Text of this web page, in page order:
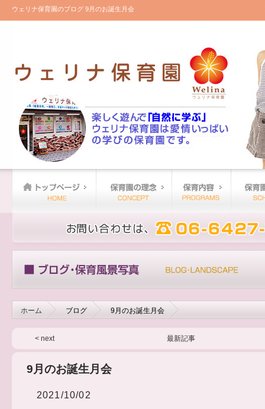
ウェリナ保育園のブログ 9月のお誕生月会
ホーム ブログ 9月のお誕生月会
< next 最新記事
9月のお誕生月会
2021/10/02